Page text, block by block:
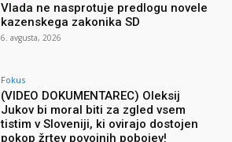
Vlada ne nasprotuje predlogu novele
kazenskega zakonika SD
6. avgusta, 2026
Fokus
(VIDEO DOKUMENTAREC) Oleksij
Jukov bi moral biti za zgled vsem
tistim v Sloveniji, ki ovirajo dostojen
pokop žrtev povojnih pobojev!